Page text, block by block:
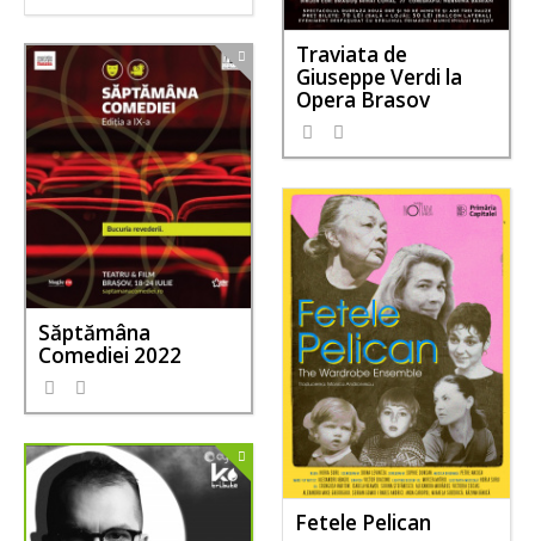
Traviata de
Giuseppe Verdi la
Opera Brasov
Săptămâna
Comediei 2022
Fetele Pelican